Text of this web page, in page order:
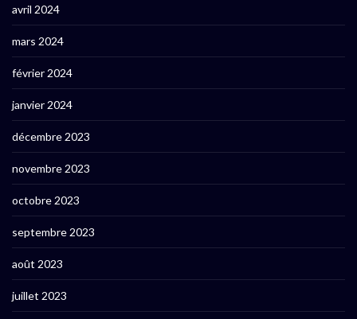
avril 2024
mars 2024
février 2024
janvier 2024
décembre 2023
novembre 2023
octobre 2023
septembre 2023
août 2023
juillet 2023